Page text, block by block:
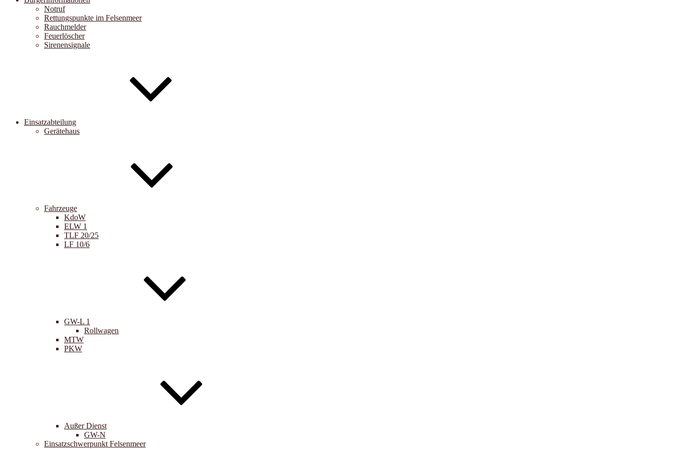
Notruf
Rettungspunkte im Felsenmeer
Rauchmelder
Feuerlöscher
Sirenensignale
Einsatzabteilung
Gerätehaus
Fahrzeuge
KdoW
ELW 1
TLF 20/25
LF 10/6
GW-L 1
Rollwagen
MTW
PKW
Außer Dienst
GW-N
Einsatzschwerpunkt Felsenmeer